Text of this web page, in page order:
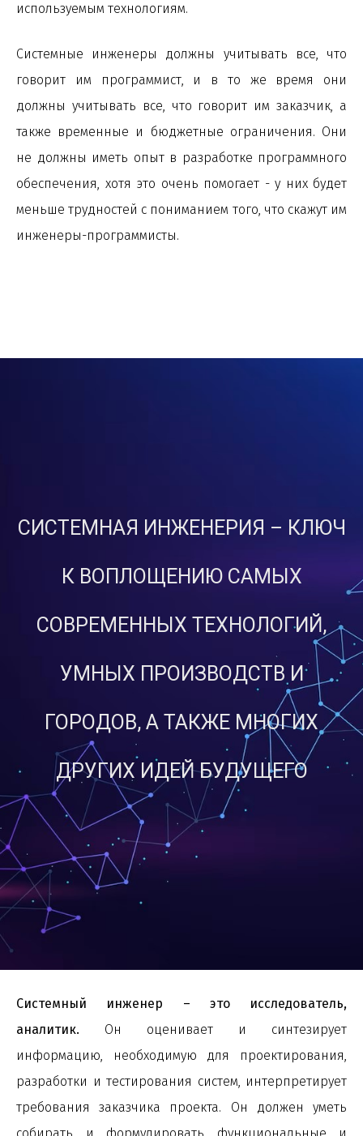
используемым технологиям.
Системные инженеры должны учитывать все, что
говорит им
программист,
и в то же время они
должны учитывать все, что говорит им заказчик, а
также временные и бюджетные ограничения. Они
не должны иметь опыт в разработке программного
обеспечения, хотя это очень помогает - у них будет
меньше трудностей с пониманием того, что скажут им
инженеры-программисты.
СИСТЕМНАЯ ИНЖЕНЕРИЯ – КЛЮЧ
К ВОПЛОЩЕНИЮ САМЫХ
СОВРЕМЕННЫХ ТЕХНОЛОГИЙ,
УМНЫХ ПРОИЗВОДСТВ И
ГОРОДОВ, А ТАКЖЕ МНОГИХ
ДРУГИХ ИДЕЙ БУДУЩЕГО
Системный инженер – это исследователь,
аналитик. Он оценивает и синтезирует
информацию, необходимую для проектирования,
разработки и тестирования систем, интерпретирует
требования заказчика проекта. Он должен уметь
собирать и формулировать функциональные и